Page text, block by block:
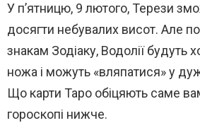
У п’ятницю, 9 лютого, Терези
досягти небувалих висот. Але
знакам Зодіаку, Водолії будуть
ножа і можуть «вляпатися» у
Що карти Таро обіцяють саме
гороскопі нижче.